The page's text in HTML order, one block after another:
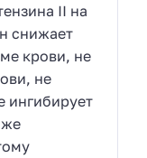
II на
снижает
крови, не
не
ингибирует